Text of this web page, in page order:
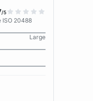
/5
ISO 20488
Large